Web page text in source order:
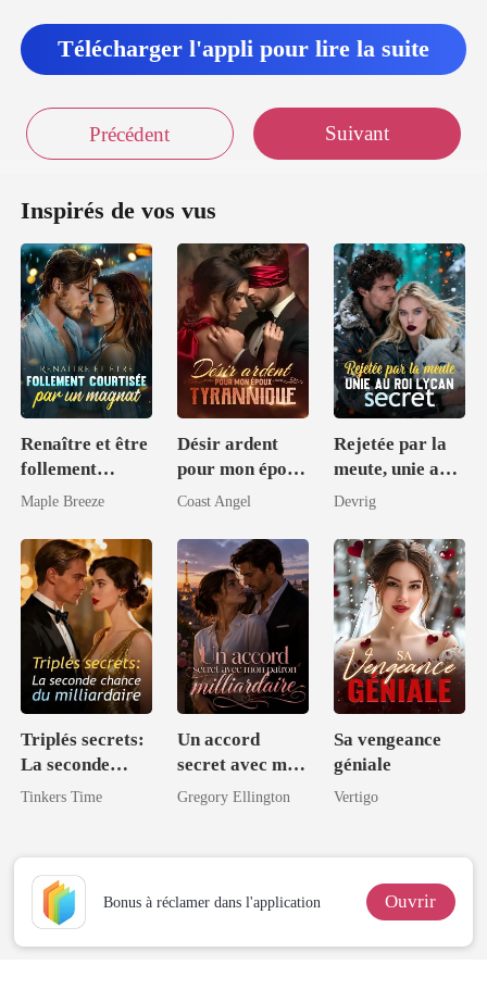
Télécharger l'appli pour lire la suite
Précédent Suivant
Inspirés de vos vus
Renaître et être
follement
courtisée par un
Maple Breeze
Désir ardent
pour mon époux
tyrannique
Coast Angel
Rejetée par la
meute, unie au
Roi Lycan
Devrig
Triplés secrets:
La seconde
chance du
Tinkers Time
Un accord
secret avec mon
patron
Gregory Ellington
Sa vengeance
géniale
Vertigo
Bonus à réclamer dans l'application Ouvrir